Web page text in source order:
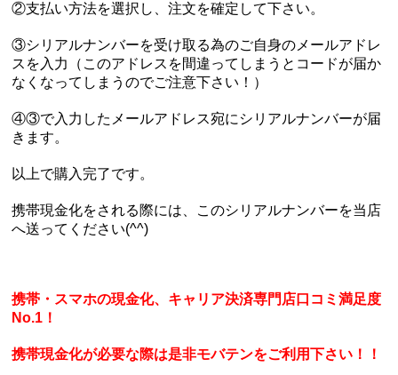
②支払い方法を選択し、注文を確定して下さい。
③シリアルナンバーを受け取る為のご自身のメールアドレ
スを入力（このアドレスを間違ってしまうとコードが届か
なくなってしまうのでご注意下さい！）
④③で入力したメールアドレス宛にシリアルナンバーが届
きます。
以上で購入完了です。
携帯現金化をされる際には、このシリアルナンバーを当店
へ送ってください(^^)
携帯・スマホの現金化、キャリア決済専門店口コミ満足度
No.1！
携帯現金化が必要な際は是非モバテンをご利用下さい！！